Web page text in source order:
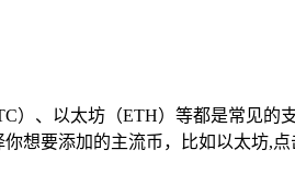
、以太坊（ETH）等都是常见的
想要添加的主流币，比如以太坊,点